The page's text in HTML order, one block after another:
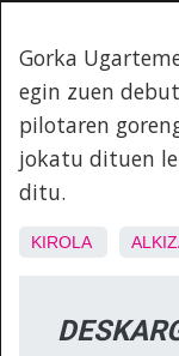
Gorka
egin zuen
pilotaren
jokatu dituen
ditu.
KIROLA